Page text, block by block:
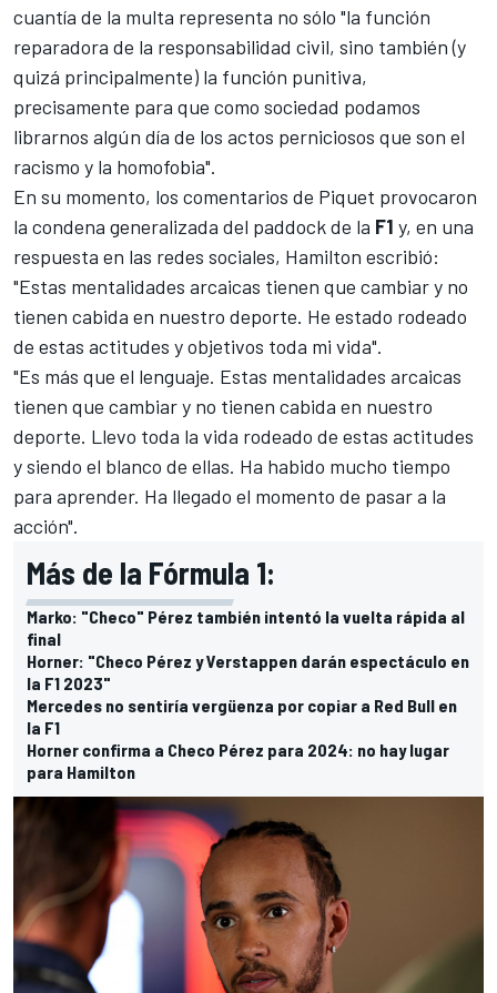
cuantía de la multa representa no sólo "la función
reparadora de la responsabilidad civil, sino también (y
quizá principalmente) la función punitiva,
precisamente para que como sociedad podamos
librarnos algún día de los actos perniciosos que son el
racismo y la homofobia".
En su momento, los comentarios de Piquet provocaron
la condena generalizada del paddock de la F1 y, en una
respuesta en las redes sociales, Hamilton escribió:
"Estas mentalidades arcaicas tienen que cambiar y no
tienen cabida en nuestro deporte. He estado rodeado
de estas actitudes y objetivos toda mi vida".
"Es más que el lenguaje. Estas mentalidades arcaicas
tienen que cambiar y no tienen cabida en nuestro
deporte. Llevo toda la vida rodeado de estas actitudes
y siendo el blanco de ellas. Ha habido mucho tiempo
para aprender. Ha llegado el momento de pasar a la
acción".
Más de la Fórmula 1:
Marko: "Checo" Pérez también intentó la vuelta rápida al
final
Horner: "Checo Pérez y Verstappen darán espectáculo en
la F1 2023"
Mercedes no sentiría vergüenza por copiar a Red Bull en
la F1
Horner confirma a Checo Pérez para 2024: no hay lugar
para Hamilton